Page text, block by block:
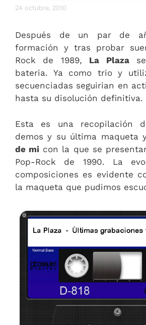
24 octubre, 2010
Después de un par de
formación y tras probar
Rock de 1989, La Plazase
bateria. Ya como trio y
secuenciadas seguirian en
hasta su disolución definitiva.
Esta es una recopilación
demos y su última maqueta
de mi con la que se
Pop-Rock de 1990. La
composiciones es evidente
la maqueta que pudimos